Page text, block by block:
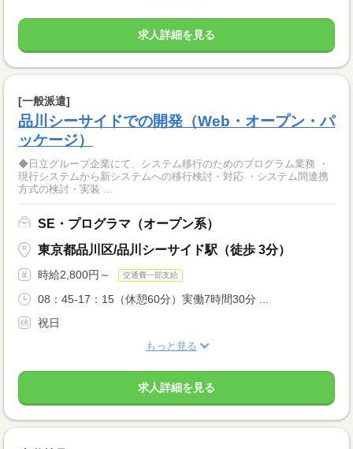
求人詳細を見る
[一般派遣]
品川シーサイドでの開発（Web・オープン・パ
ッケージ）
◆日立グループ企業にて、システム移行のためのプログラム業務 ・
現行システムから新システムへの移行検討・対応 ・システム間連携
方式の検討・実装 ...
SE・プログラマ（オープン系）
東京都品川区/品川シーサイド駅（徒歩 3分）
時給2,800円～ 交通費一部支給
08：45-17：15（休憩60分）実働7時間30分 ...
祝日
もっと見る
求人詳細を見る